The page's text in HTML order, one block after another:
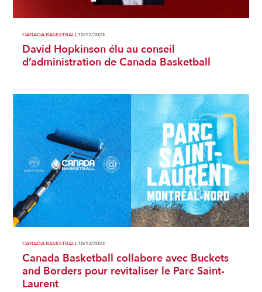
CANADA BASKETBALL12/12/2023
David Hopkinson élu au conseil
d’administration de Canada Basketball
CANADA BASKETBALL10/13/2023
Canada Basketball collabore avec Buckets
and Borders pour revitaliser le Parc Saint-
Laurent